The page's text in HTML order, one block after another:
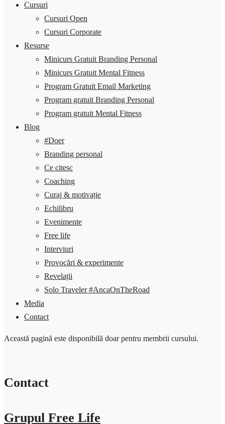
Cursuri
Cursuri Open
Cursuri Corporate
Resurse
Minicurs Gratuit Branding Personal
Minicurs Gratuit Mental Fitness
Program Gratuit Email Marketing
Program gratuit Branding Personal
Program gratuit Mental Fitness
Blog
#Doer
Branding personal
Ce citesc
Coaching
Curaj & motivație
Echilibru
Evenimente
Free life
Interviuri
Provocări & experimente
Revelații
Solo Traveler #AncaOnTheRoad
Media
Contact
Această pagină este disponibilă doar pentru membrii cursului.
Contact
Grupul Free Life